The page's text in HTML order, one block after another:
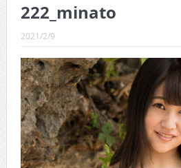
CINEMA×STYLE 289号
CINEMA×STYLE 288号
CINEMA×STYLE 287号
CINEMA×STYLE 286号
CINEMA×STYLE 285号
CINEMA×STYLE 294号
222_minato
2021/2/9